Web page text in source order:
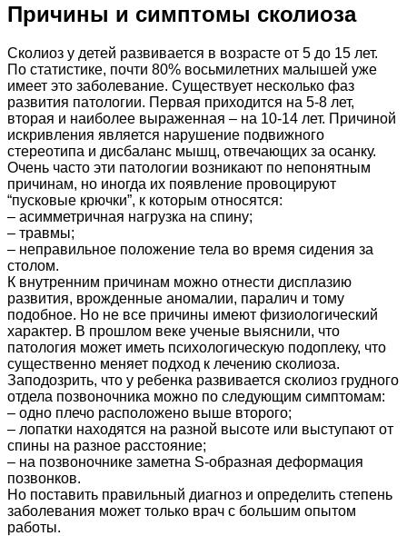
Причины и симптомы сколиоза
Сколиоз у детей развивается в возрасте от 5 до 15 лет.
По статистике, почти 80% восьмилетних малышей уже
имеет это заболевание. Существует несколько фаз
развития патологии. Первая приходится на 5-8 лет,
вторая и наиболее выраженная – на 10-14 лет. Причиной
искривления является нарушение подвижного
стереотипа и дисбаланс мышц, отвечающих за осанку.
Очень часто эти патологии возникают по непонятным
причинам, но иногда их появление провоцируют
“пусковые крючки”, к которым относятся:
– асимметричная нагрузка на спину;
– травмы;
– неправильное положение тела во время сидения за
столом.
К внутренним причинам можно отнести дисплазию
развития, врожденные аномалии, паралич и тому
подобное. Но не все причины имеют физиологический
характер. В прошлом веке ученые выяснили, что
патология может иметь психологическую подоплеку, что
существенно меняет подход к лечению сколиоза.
Заподозрить, что у ребенка развивается сколиоз грудного
отдела позвоночника можно по следующим симптомам:
– одно плечо расположено выше второго;
– лопатки находятся на разной высоте или выступают от
спины на разное расстояние;
– на позвоночнике заметна S-образная деформация
позвонков.
Но поставить правильный диагноз и определить степень
заболевания может только врач с большим опытом
работы.